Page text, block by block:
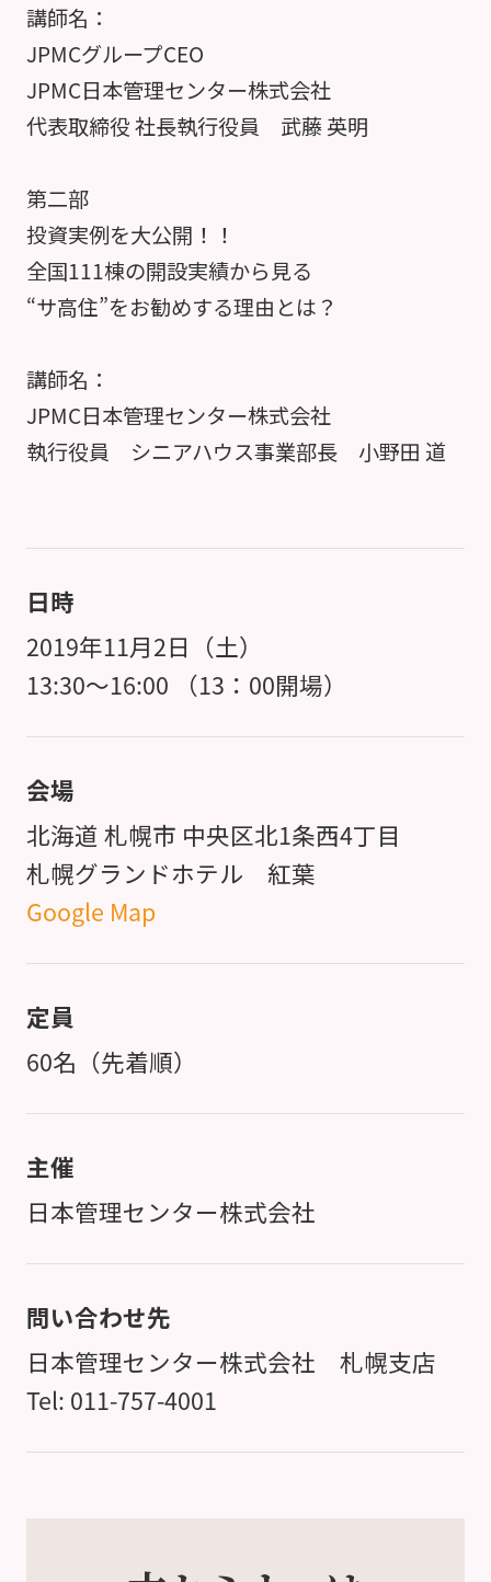
講師名：
JPMCグループCEO
JPMC日本管理センター株式会社
代表取締役 社長執行役員 武藤 英明
第二部
投資実例を大公開！！
全国111棟の開設実績から見る
“サ高住”をお勧めする理由とは？
講師名：
JPMC日本管理センター株式会社
執行役員 シニアハウス事業部長 小野田 道
日時
2019年11月2日（土）
13:30～16:00 （13：00開場）
会場
北海道 札幌市 中央区北1条西4丁目
札幌グランドホテル 紅葉
Google Map
定員
60名（先着順）
主催
日本管理センター株式会社
問い合わせ先
日本管理センター株式会社 札幌支店
Tel: 011-757-4001